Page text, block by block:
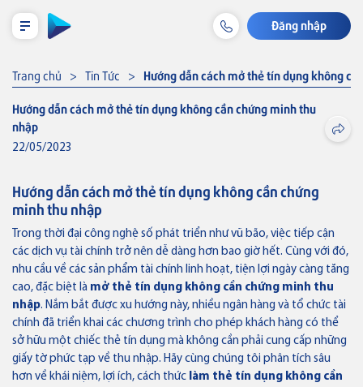
Tài khoản & Dịch vụ
Thẻ
Khoản vay
Bảo hiểm liên kết
Đăng nhập
Trang chủ Tin Tức Hướng dẫn cách mở thẻ tín dụng không
Hướng dẫn cách mở thẻ tín dụng không cần chứng minh thu
nhập
22/05/2023
Hướng dẫn cách mở thẻ tín dụng không cần chứng
minh thu nhập
Trong thời đại công nghệ số phát triển như vũ bão, việc tiếp cận
các dịch vụ tài chính trở nên dễ dàng hơn bao giờ hết. Cùng với đó,
nhu cầu về các sản phẩm tài chính linh hoạt, tiện lợi ngày càng tăng
cao, đặc biệt là mở thẻ tín dụng không cần chứng minh thu
nhập. Nắm bắt được xu hướng này, nhiều ngân hàng và tổ chức tài
chính đã triển khai các chương trình cho phép khách hàng có thể
sở hữu một chiếc thẻ tín dụng mà không cần phải cung cấp những
giấy tờ phức tạp về thu nhập. Hãy cùng chúng tôi phân tích sâu
hơn về khái niệm, lợi ích, cách thức làm thẻ tín dụng không cần